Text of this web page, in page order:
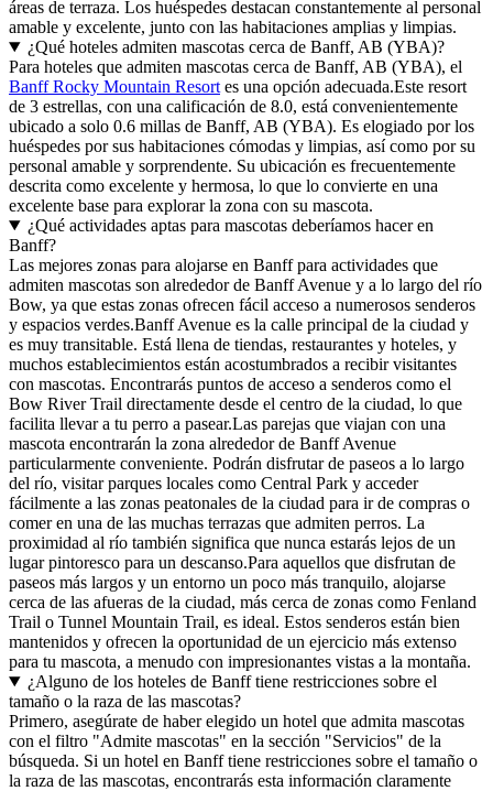
áreas de terraza. Los huéspedes destacan constantemente al personal
amable y excelente, junto con las habitaciones amplias y limpias.
¿Qué hoteles admiten mascotas cerca de Banff, AB (YBA)?
Para hoteles que admiten mascotas cerca de Banff, AB (YBA), el
Banff Rocky Mountain Resort es una opción adecuada.Este resort
de 3 estrellas, con una calificación de 8.0, está convenientemente
ubicado a solo 0.6 millas de Banff, AB (YBA). Es elogiado por los
huéspedes por sus habitaciones cómodas y limpias, así como por su
personal amable y sorprendente. Su ubicación es frecuentemente
descrita como excelente y hermosa, lo que lo convierte en una
excelente base para explorar la zona con su mascota.
¿Qué actividades aptas para mascotas deberíamos hacer en
Banff?
Las mejores zonas para alojarse en Banff para actividades que
admiten mascotas son alrededor de Banff Avenue y a lo largo del río
Bow, ya que estas zonas ofrecen fácil acceso a numerosos senderos
y espacios verdes.Banff Avenue es la calle principal de la ciudad y
es muy transitable. Está llena de tiendas, restaurantes y hoteles, y
muchos establecimientos están acostumbrados a recibir visitantes
con mascotas. Encontrarás puntos de acceso a senderos como el
Bow River Trail directamente desde el centro de la ciudad, lo que
facilita llevar a tu perro a pasear.Las parejas que viajan con una
mascota encontrarán la zona alrededor de Banff Avenue
particularmente conveniente. Podrán disfrutar de paseos a lo largo
del río, visitar parques locales como Central Park y acceder
fácilmente a las zonas peatonales de la ciudad para ir de compras o
comer en una de las muchas terrazas que admiten perros. La
proximidad al río también significa que nunca estarás lejos de un
lugar pintoresco para un descanso.Para aquellos que disfrutan de
paseos más largos y un entorno un poco más tranquilo, alojarse
cerca de las afueras de la ciudad, más cerca de zonas como Fenland
Trail o Tunnel Mountain Trail, es ideal. Estos senderos están bien
mantenidos y ofrecen la oportunidad de un ejercicio más extenso
para tu mascota, a menudo con impresionantes vistas a la montaña.
¿Alguno de los hoteles de Banff tiene restricciones sobre el
tamaño o la raza de las mascotas?
Primero, asegúrate de haber elegido un hotel que admita mascotas
con el filtro "Admite mascotas" en la sección "Servicios" de la
búsqueda. Si un hotel en Banff tiene restricciones sobre el tamaño o
la raza de las mascotas, encontrarás esta información claramente